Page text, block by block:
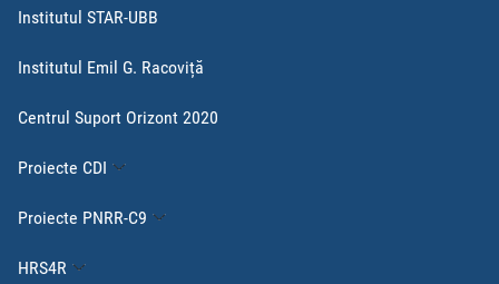
Institutul STAR-UBB
Institutul Emil G. Racoviță
Centrul Suport Orizont 2020
Proiecte CDI
Proiecte PNRR-C9
HRS4R